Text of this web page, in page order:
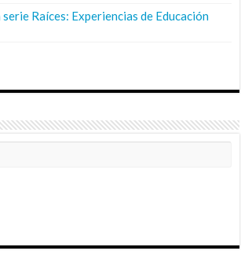
Raíces: Experiencias de Educación